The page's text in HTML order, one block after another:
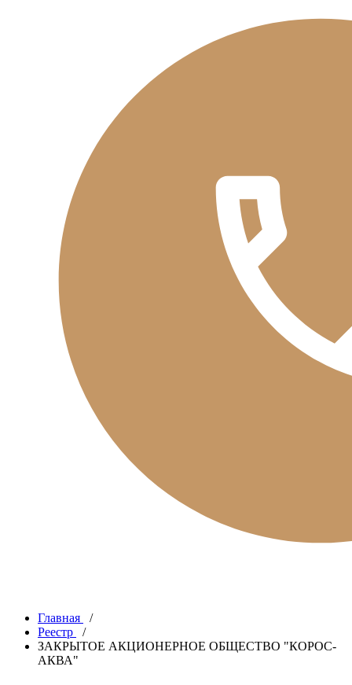
Главная
/
Реестр
/
ЗАКРЫТОЕ АКЦИОНЕРНОЕ ОБЩЕСТВО "КОРОС-
АКВА"